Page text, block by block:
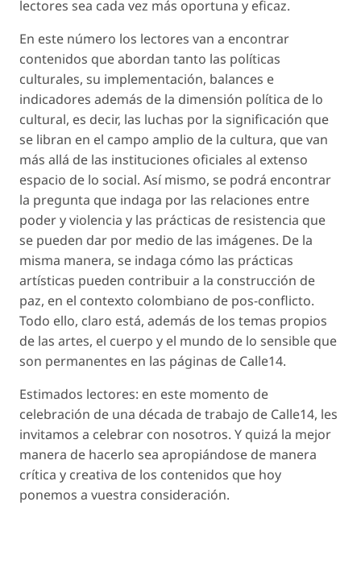
lectores sea cada vez más oportuna y eficaz.
En este número los lectores van a encontrar
contenidos que abordan tanto las políticas
culturales, su implementación, balances e
indicadores además de la dimensión política de lo
cultural, es decir, las luchas por la significación que
se libran en el campo amplio de la cultura, que van
más allá de las instituciones oficiales al extenso
espacio de lo social. Así mismo, se podrá encontrar
la pregunta que indaga por las relaciones entre
poder y violencia y las prácticas de resistencia que
se pueden dar por medio de las imágenes. De la
misma manera, se indaga cómo las prácticas
artísticas pueden contribuir a la construcción de
paz, en el contexto colombiano de pos-conflicto.
Todo ello, claro está, además de los temas propios
de las artes, el cuerpo y el mundo de lo sensible que
son permanentes en las páginas de Calle14.
Estimados lectores: en este momento de
celebración de una década de trabajo de Calle14, les
invitamos a celebrar con nosotros. Y quizá la mejor
manera de hacerlo sea apropiándose de manera
crítica y creativa de los contenidos que hoy
ponemos a vuestra consideración.